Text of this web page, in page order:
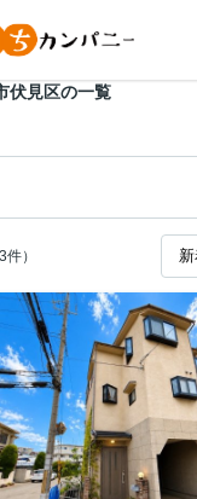
伏見区の一覧
）